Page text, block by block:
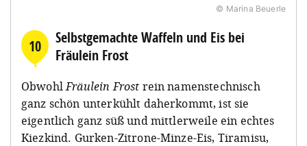
© Marina Beuerle
10
Selbstgemachte Waffeln und Eis bei
Fräulein Frost
ObwohlFräulein Frost rein namenstechnisch
ganz schön unterkühlt daherkommt, ist sie
eigentlich ganz süß und mittlerweile ein echtes
Kiezkind. Gurken-Zitrone-Minze-Eis, Tiramisu,